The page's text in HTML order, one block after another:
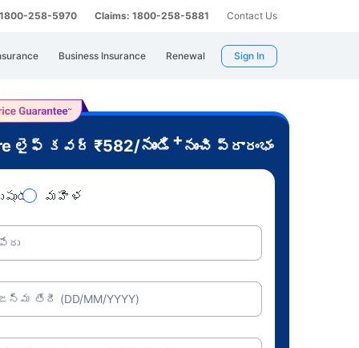
258-5970 Claims: 1800-258-5881 Contact Us
Business Insurance Renewal Sign In
లైఫ్ కవర్ ₹582/నుండి +నుంచి ప్రారంభం
మహిళ
పేరు
జన్మ తేదీ (DD/MM/YYYY)